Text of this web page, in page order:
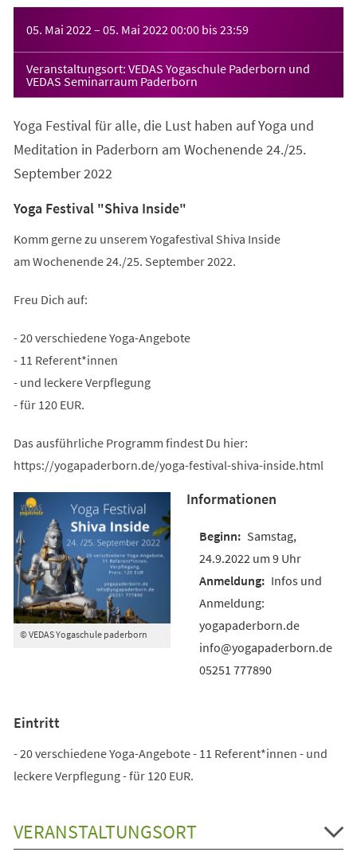
05. Mai 2022 – 05. Mai 2022 00:00 bis23:59
Veranstaltungsort: VEDAS Yogaschule Paderborn und
VEDAS Seminarraum Paderborn
Yoga Festival für alle, die Lust haben auf Yoga und
Meditation in Paderborn am Wochenende 24./25.
September 2022
Yoga Festival "Shiva Inside"
Komm gerne zu unserem Yogafestival Shiva Inside
am Wochenende 24./25. September 2022.
Freu Dich auf:
- 20 verschiedene Yoga-Angebote
- 11 Referent*innen
- und leckere Verpflegung
- für 120 EUR.
Das ausführliche Programm findest Du hier:
https://yogapaderborn.de/yoga-festival-shiva-inside.html
© VEDAS Yogaschule paderborn
Informationen
Samstag,
24.9.2022 um 9 Uhr
Infos und
Anmeldung:
yogapaderborn.de
info@yogapaderborn.de
05251 777890
Eintritt
- 20 verschiedene Yoga-Angebote - 11 Referent*innen - und
leckere Verpflegung - für 120 EUR.
VERANSTALTUNGSORT